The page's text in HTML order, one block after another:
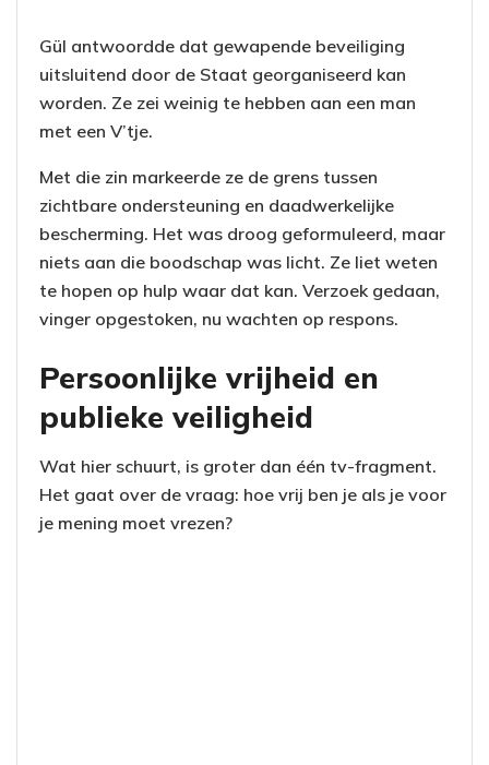
Gül antwoordde dat gewapende beveiliging
uitsluitend door de Staat georganiseerd kan
worden. Ze zei weinig te hebben aan een man
met een V’tje.
Met die zin markeerde ze de grens tussen
zichtbare ondersteuning en daadwerkelijke
bescherming. Het was droog geformuleerd, maar
niets aan die boodschap was licht. Ze liet weten
te hopen op hulp waar dat kan. Verzoek gedaan,
vinger opgestoken, nu wachten op respons.
Persoonlijke vrijheid en
publieke veiligheid
Wat hier schuurt, is groter dan één tv-fragment.
Het gaat over de vraag: hoe vrij ben je als je voor
je mening moet vrezen?